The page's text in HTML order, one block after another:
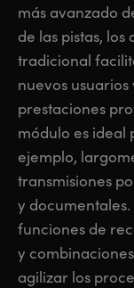
más avanzado
de las pistas,
tradicional
nuevos
prestaciones
módulo es ideal
ejemplo,
transmisiones
y
funciones de
y
agilizar los